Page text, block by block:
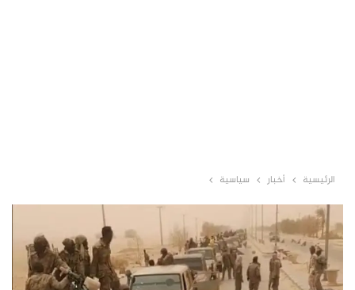
الرئيسية أخبار سياسية